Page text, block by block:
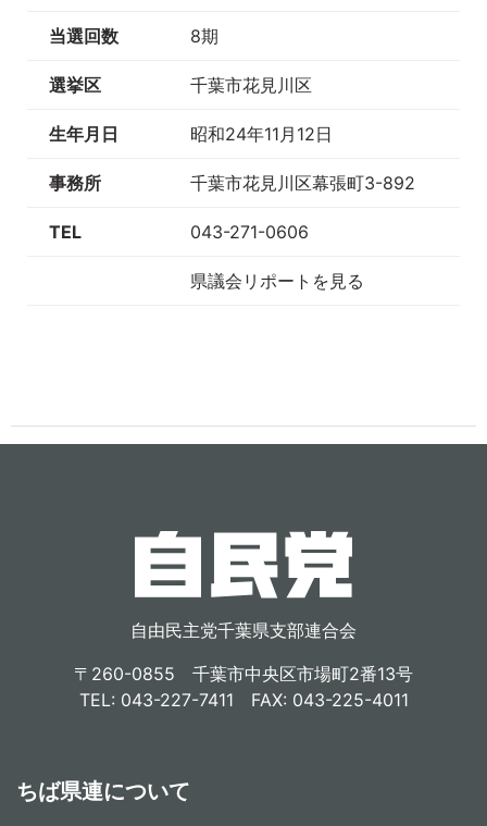
当選回数 8期
選挙区 千葉市花見川区
生年月日 昭和24年11月12日
事務所 千葉市花見川区幕張町3-892
TEL 043-271-0606
県議会リポートを見る
自由民主党千葉県支部連合会
〒260-0855 千葉市中央区市場町2番13号
TEL: 043-227-7411 FAX: 043-225-4011
ちば県連について